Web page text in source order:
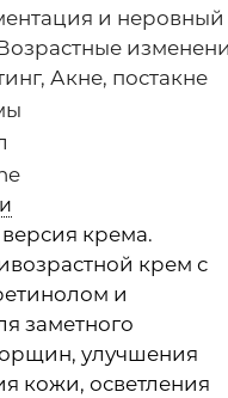
и неровный
Акне, постакне
крема.
крем с
и
заметного
улучшения
кожи, осветления